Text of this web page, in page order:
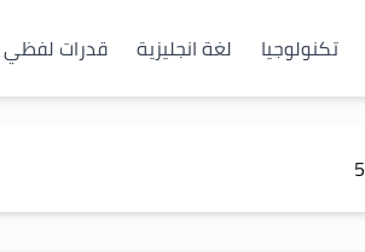
تكنولوجيا لغة انجليزية قدرات لفظي